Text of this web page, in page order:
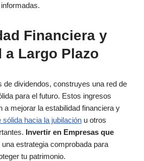
Financiera y
a Largo Plazo
de dividendos, construyes una red de
para el futuro. Estos ingresos
a mejorar la estabilidad financiera y
hacia la jubilación u otros
Invertir en Empresas que
una estrategia comprobada para
tu patrimonio.